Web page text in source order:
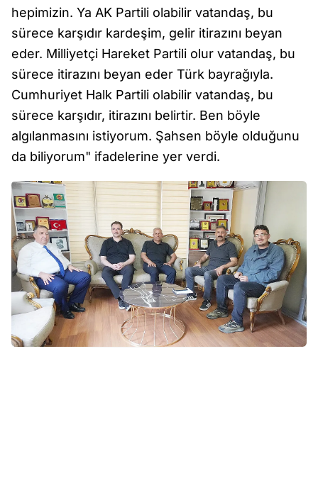
hepimizin. Ya AK Partili olabilir vatandaş, bu
sürece karşıdır kardeşim, gelir itirazını beyan
eder. Milliyetçi Hareket Partili olur vatandaş, bu
sürece itirazını beyan eder Türk bayrağıyla.
Cumhuriyet Halk Partili olabilir vatandaş, bu
sürece karşıdır, itirazını belirtir. Ben böyle
algılanmasını istiyorum. Şahsen böyle olduğunu
da biliyorum" ifadelerine yer verdi.